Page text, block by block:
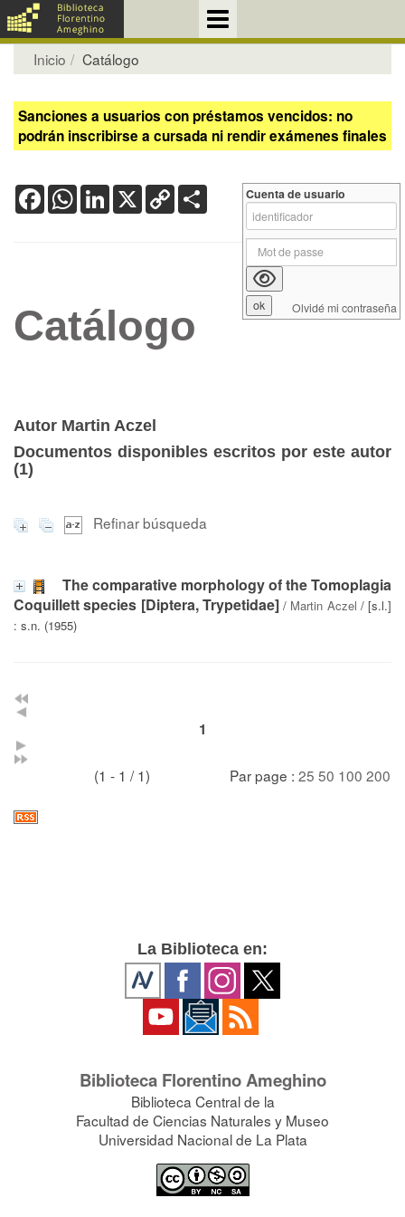
Inicio Catálogo
Sanciones a usuarios con préstamos vencidos: no
podrán inscribirse a cursada ni rendir exámenes finales
FacebookWhatsApp
LinkedIn
X Copy
Link
Catálogo
Autor Martin Aczel
Documentos disponibles escritos por este autor
(1)
Refinar búsqueda
The comparative morphology of the Tomoplagia
Coquillett species [Diptera, Trypetidae]/ Martin Aczel / [s.l.]
: s.n. (1955)
1
(1 - 1 / 1) Par page : 25 50 100 200
Cuenta de usuario
Olvidé mi contraseña
La Biblioteca en:
Biblioteca Florentino Ameghino
Biblioteca Central de la
Facultad de Ciencias Naturales y Museo
Universidad Nacional de La Plata